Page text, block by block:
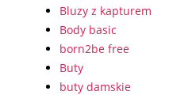
Bluzy z kapturem
Body basic
born2be free
Buty
buty damskie